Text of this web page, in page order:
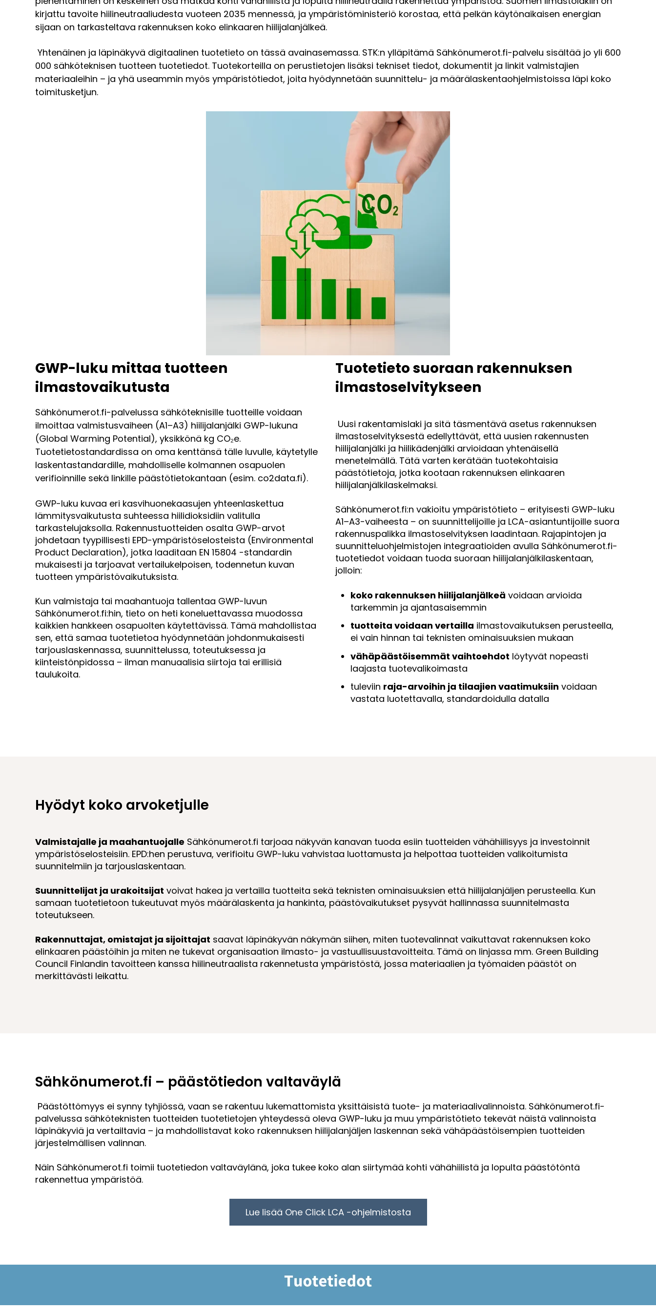
kirjattu tavoite hiilineutraaliudesta vuoteen 2035 mennessä, ja ympäristöministeriö korostaa, että pelkän käytönaikaisen energian
sijaan on tarkasteltava rakennuksen koko elinkaaren hiilijalanjälkeä.
Yhtenäinen ja läpinäkyvä digitaalinen tuotetieto on tässä avainasemassa. STK:n ylläpitämä Sähkönumerot.fi-palvelu sisältää jo yli 600
000 sähköteknisen tuotteen tuotetiedot. Tuotekorteilla on perustietojen lisäksi tekniset tiedot, dokumentit ja linkit valmistajien
materiaaleihin – ja yhä useammin myös ympäristötiedot, joita hyödynnetään suunnittelu- ja määrälaskentaohjelmistoissa läpi koko
toimitusketjun.
GWP-luku mittaa tuotteen
ilmastovaikutusta
Sähkönumerot.fi-palvelussa sähköteknisille tuotteille voidaan
ilmoittaa valmistusvaiheen (A1–A3) hiilijalanjälki GWP-lukuna
(Global Warming Potential), yksikkönä kg CO₂e.
Tuotetietostandardissa on oma kenttänsä tälle luvulle, käytetylle
laskentastandardille, mahdolliselle kolmannen osapuolen
verifioinnille sekä linkille päästötietokantaan (esim. co2data.fi).
GWP-luku kuvaa eri kasvihuonekaasujen yhteenlaskettua
lämmitysvaikutusta suhteessa hiilidioksidiin valitulla
tarkastelujaksolla. Rakennustuotteiden osalta GWP-arvot
johdetaan tyypillisesti EPD-ympäristöselosteista (Environmental
Product Declaration), jotka laaditaan EN 15804 -standardin
mukaisesti ja tarjoavat vertailukelpoisen, todennetun kuvan
tuotteen ympäristövaikutuksista.
Kun valmistaja tai maahantuoja tallentaa GWP-luvun
Sähkönumerot.fi:hin, tieto on heti koneluettavassa muodossa
kaikkien hankkeen osapuolten käytettävissä. Tämä mahdollistaa
sen, että samaa tuotetietoa hyödynnetään johdonmukaisesti
tarjouslaskennassa, suunnittelussa, toteutuksessa ja
kiinteistönpidossa – ilman manuaalisia siirtoja tai erillisiä
taulukoita.
Tuotetieto suoraan rakennuksen
ilmastoselvitykseen
Uusi rakentamislaki ja sitä täsmentävä asetus rakennuksen
ilmastoselvityksestä edellyttävät, että uusien rakennusten
hiilijalanjälki ja hiilikädenjälki arvioidaan yhtenäisellä
menetelmällä. Tätä varten kerätään tuotekohtaisia
päästötietoja, jotka kootaan rakennuksen elinkaaren
hiilijalanjälkilaskelmaksi.
Sähkönumerot.fi:n vakioitu ympäristötieto – erityisesti GWP-luku
A1–A3-vaiheesta – on suunnittelijoille ja LCA-asiantuntijoille suora
rakennuspalikka ilmastoselvityksen laadintaan. Rajapintojen ja
suunnitteluohjelmistojen integraatioiden avulla Sähkönumerot.fi-
tuotetiedot voidaan tuoda suoraan hiilijalanjälkilaskentaan,
jolloin:
koko rakennuksen hiilijalanjälkeä voidaan arvioida
tarkemmin ja ajantasaisemmin
tuotteita voidaan vertailla ilmastovaikutuksen perusteella,
ei vain hinnan tai teknisten ominaisuuksien mukaan
vähäpäästöisemmät vaihtoehdot löytyvät nopeasti
laajasta tuotevalikoimasta
tuleviin raja-arvoihin ja tilaajien vaatimuksiin voidaan
vastata luotettavalla, standardoidulla datalla
Hyödyt koko arvoketjulle
Valmistajalle ja maahantuojalle Sähkönumerot.fi tarjoaa näkyvän kanavan tuoda esiin tuotteiden vähähiilisyys ja investoinnit
ympäristöselosteisiin. EPD:hen perustuva, verifioitu GWP-luku vahvistaa luottamusta ja helpottaa tuotteiden valikoitumista
suunnitelmiin ja tarjouslaskentaan.
Suunnittelijat ja urakoitsijat voivat hakea ja vertailla tuotteita sekä teknisten ominaisuuksien että hiilijalanjäljen perusteella. Kun
samaan tuotetietoon tukeutuvat myös määrälaskenta ja hankinta, päästövaikutukset pysyvät hallinnassa suunnitelmasta
toteutukseen.
Rakennuttajat, omistajat ja sijoittajat saavat läpinäkyvän näkymän siihen, miten tuotevalinnat vaikuttavat rakennuksen koko
elinkaaren päästöihin ja miten ne tukevat organisaation ilmasto- ja vastuullisuustavoitteita. Tämä on linjassa mm. Green Building
Council Finlandin tavoitteen kanssa hiilineutraalista rakennetusta ympäristöstä, jossa materiaalien ja työmaiden päästöt on
merkittävästi leikattu.
Sähkönumerot.fi – päästötiedon valtaväylä
Päästöttömyys ei synny tyhjiössä, vaan se rakentuu lukemattomista yksittäisistä tuote- ja materiaalivalinnoista. Sähkönumerot.fi-
palvelussa sähköteknisten tuotteiden tuotetietojen yhteydessä oleva GWP-luku ja muu ympäristötieto tekevät näistä valinnoista
läpinäkyviä ja vertailtavia – ja mahdollistavat koko rakennuksen hiilijalanjäljen laskennan sekä vähäpäästöisempien tuotteiden
järjestelmällisen valinnan.
Näin Sähkönumerot.fi toimii tuotetiedon valtaväylänä, joka tukee koko alan siirtymää kohti vähähiilistä ja lopulta päästötöntä
rakennettua ympäristöä.
Lue lisää One Click LCA -ohjelmistosta